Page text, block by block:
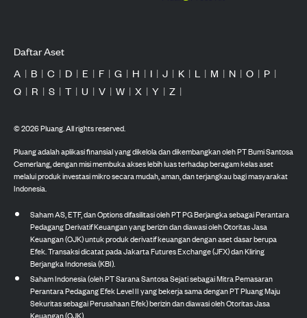
Daftar Aset
A | B | C | D | E | F | G | H | I | J | K | L | M | N | O | P |
Q | R | S | T | U | V | W | X | Y | Z |
©2026Pluang. All rights reserved.
Pluang adalah aplikasi finansial yang dikelola dan dikembangkan oleh PT Bumi Santosa
Cemerlang, dengan misi membuka akses lebih luas terhadap beragam kelas aset
melalui produk investasi mikro secara mudah, aman, dan terjangkau bagi masyarakat
Indonesia.
Saham AS, ETF, dan Options difasilitasi oleh PT PG Berjangka sebagai Perantara
Pedagang Derivatif Keuangan yang berizin dan diawasi oleh Otoritas Jasa
Keuangan (OJK) untuk produk derivatif keuangan dengan aset dasar berupa
Efek. Transaksi dicatat pada Jakarta Futures Exchange (JFX) dan Kliring
Berjangka Indonesia (KBI).
Saham Indonesia (oleh PT Sarana Santosa Sejati sebagai Mitra Pemasaran
Perantara Pedagang Efek Level II yang bekerja sama dengan PT Pluang Maju
Sekuritas sebagai Perusahaan Efek) berizin dan diawasi oleh Otoritas Jasa
Keuangan (OJK).